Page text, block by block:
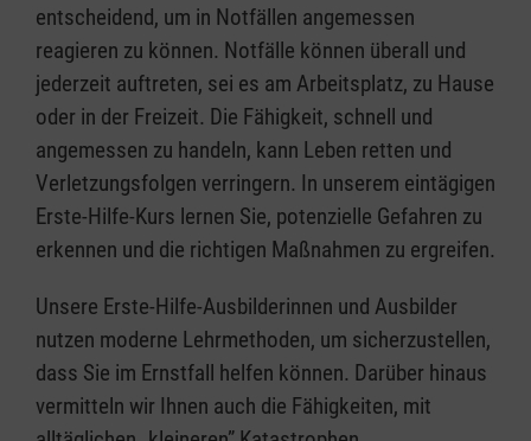
entscheidend, um in Notfällen angemessen
reagieren zu können. Notfälle können überall und
jederzeit auftreten, sei es am Arbeitsplatz, zu Hause
oder in der Freizeit. Die Fähigkeit, schnell und
angemessen zu handeln, kann Leben retten und
Verletzungsfolgen verringern. In unserem eintägigen
Erste-Hilfe-Kurs lernen Sie, potenzielle Gefahren zu
erkennen und die richtigen Maßnahmen zu ergreifen.
Unsere Erste-Hilfe-Ausbilderinnen und Ausbilder
nutzen moderne Lehrmethoden, um sicherzustellen,
dass Sie im Ernstfall helfen können. Darüber hinaus
vermitteln wir Ihnen auch die Fähigkeiten, mit